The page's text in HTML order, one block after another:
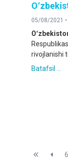
05/08/2021 •
rivojlаnishi
Batafsil ...